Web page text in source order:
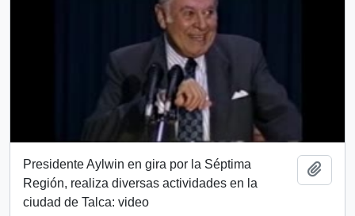
Presidente Aylwin en gira por la Séptima
Región, realiza diversas actividades en la
ciudad de Talca: video